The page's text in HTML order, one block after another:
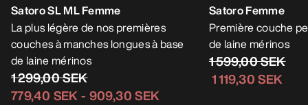
Satoro SL ML Femme
La plus légère de nos premières
couches à manches longues à base
de laine mérinos
1 299,00 SEK
779,40 SEK- 909,30 SEK
Satoro Femme
Première couche
de laine mérinos
1 599,00 SEK
1 119,30 SEK